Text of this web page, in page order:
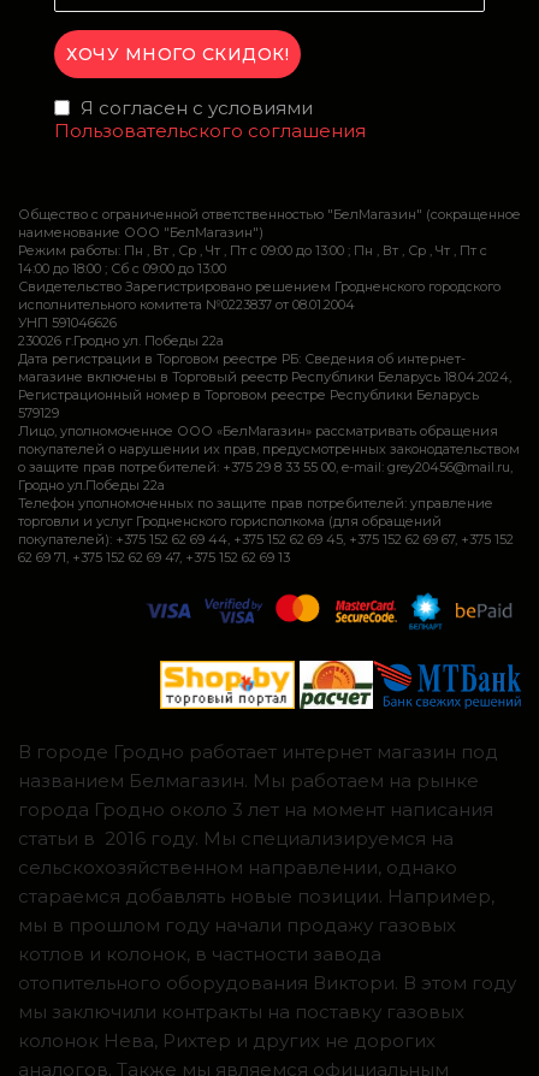
Я согласен с условиями
Пользовательского соглашения
Общество с ограниченной ответственностью "БелМагазин" (сокращенное
наименование ООО "БелМагазин")
Режим работы: Пн , Вт , Ср , Чт , Пт c 09:00 до 13:00 ; Пн , Вт , Ср , Чт , Пт c
14:00 до 18:00 ; Сб c 09:00 до 13:00
Свидетельство Зарегистрировано решением Гродненского городского
исполнительного комитета №0223837 от 08.01.2004
УНП 591046626
230026 г.Гродно ул. Победы 22а
Дата регистрации в Торговом реестре РБ: Сведения об интернет-
магазине включены в Торговый реестр Республики Беларусь 18.04.2024,
Регистрационный номер в Торговом реестре Республики Беларусь
579129
Лицо, уполномоченное ООО «БелМагазин» рассматривать обращения
покупателей о нарушении их прав, предусмотренных законодательством
о защите прав потребителей: +375 29 8 33 55 00, e-mail: grey20456@mail.ru,
Гродно ул.Победы 22а
Телефон уполномоченных по защите прав потребителей: управление
торговли и услуг Гродненского горисполкома (для обращений
покупателей): +375 152 62 69 44, +375 152 62 69 45, +375 152 62 69 67, +375 152
62 69 71, +375 152 62 69 47, +375 152 62 69 13
В городе Гродно работает интернет магазин под
названием Белмагазин. Мы работаем на рынке
города Гродно около 3 лет на момент написания
статьи в 2016 году. Мы специализируемся на
сельскохозяйственном направлении, однако
стараемся добавлять новые позиции. Например,
мы в прошлом году начали продажу газовых
котлов и колонок, в частности завода
отопительного оборудования Виктори. В этом году
мы заключили контракты на поставку газовых
колонок Нева, Рихтер и других не дорогих
аналогов. Также мы являемся официальным